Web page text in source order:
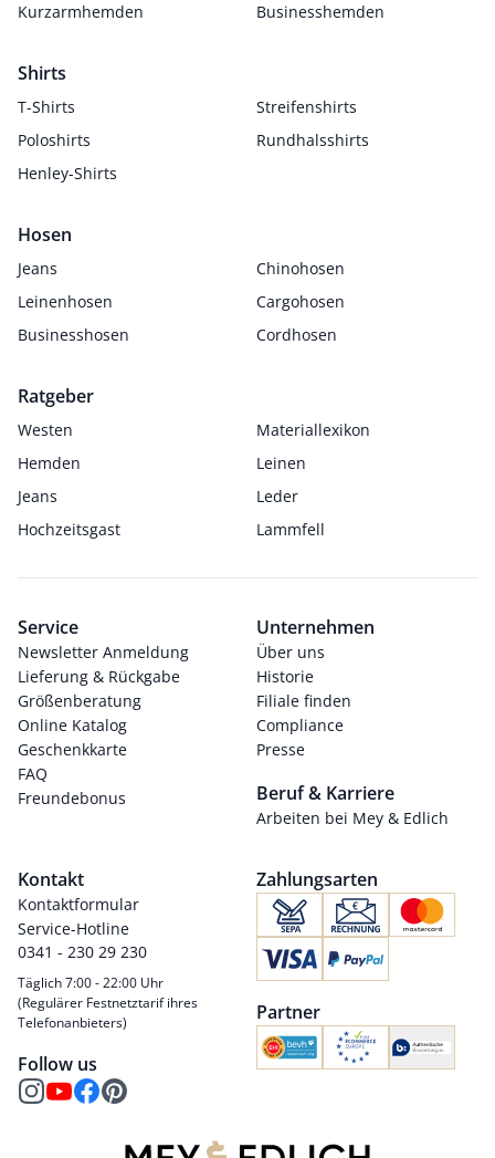
Kurzarmhemden
Businesshemden
Shirts
T-Shirts
Streifenshirts
Poloshirts
Rundhalsshirts
Henley-Shirts
Hosen
Jeans
Chinohosen
Leinenhosen
Cargohosen
Businesshosen
Cordhosen
Ratgeber
Westen
Materiallexikon
Hemden
Leinen
Jeans
Leder
Hochzeitsgast
Lammfell
Service
Newsletter Anmeldung
Lieferung & Rückgabe
Größenberatung
Online Katalog
Geschenkkarte
FAQ
Freundebonus
Unternehmen
Über uns
Historie
Filiale finden
Compliance
Presse
Beruf & Karriere
Arbeiten bei Mey & Edlich
Kontakt
Kontaktformular
Service-Hotline
0341 - 230 29 230
Täglich 7:00 - 22:00 Uhr
(Regulärer Festnetztarif ihres
Telefonanbieters)
Follow us
Zahlungsarten
Partner